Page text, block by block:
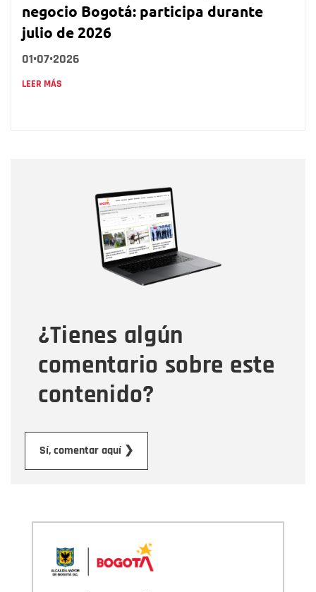
negocio Bogotá: participa durante
julio de 2026
01•07•2026
LEER MÁS
¿Tienes algún
comentario sobre este
contenido?
Sí, comentar aquí ❯
Correo electrónico
Tipo de comentario
Mensaje